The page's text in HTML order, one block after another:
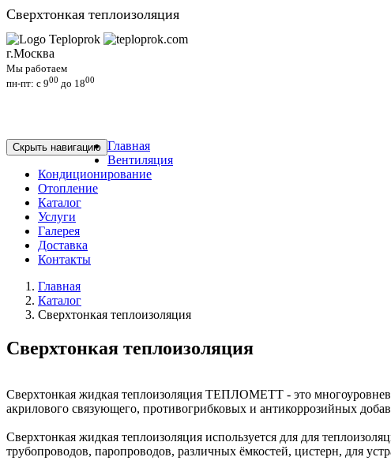
Сверхтонкая теплоизоляция
г.Москва
Мы работаем
пн-пт: c 900 до 1800
Скрыть навигацию Главная
Вентиляция
Кондиционирование
Отопление
Каталог
Услуги
Галерея
Доставка
Контакты
Главная
Каталог
Сверхтонкая теплоизоляция
Сверхтонкая теплоизоляция
Сверхтонкая жидкая теплоизоляция ТЕПЛОМЕТТ - это
акрилового связующего, противогрибковых и антикоррозийных
Сверхтонкая жидкая теплоизоляция используется для для
трубопроводов, паропроводов, различных ёмкостей, цистерн, для